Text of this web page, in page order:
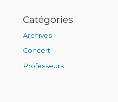
Catégories
Archives
Concert
Professeurs